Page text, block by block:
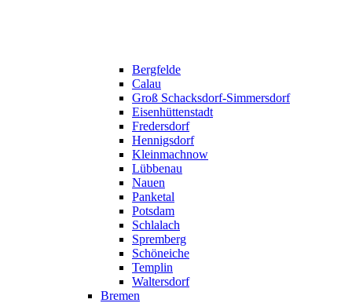
Bergfelde
Calau
Groß Schacksdorf-Simmersdorf
Eisenhüttenstadt
Fredersdorf
Hennigsdorf
Kleinmachnow
Lübbenau
Nauen
Panketal
Potsdam
Schlalach
Spremberg
Schöneiche
Templin
Waltersdorf
Bremen